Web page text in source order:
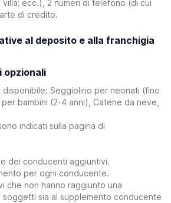
villa; ecc.), 2 numeri di telefono (di cui
di credito.
al deposito e alla franchigia
opzionali
Seggiolino per neonati (fino
bambini (2-4 anni), Catene da neve,
indicati sulla pagina di
dei conducenti aggiuntivi.
per ogni conducente.
che non hanno raggiunto una
sia al supplemento conducente